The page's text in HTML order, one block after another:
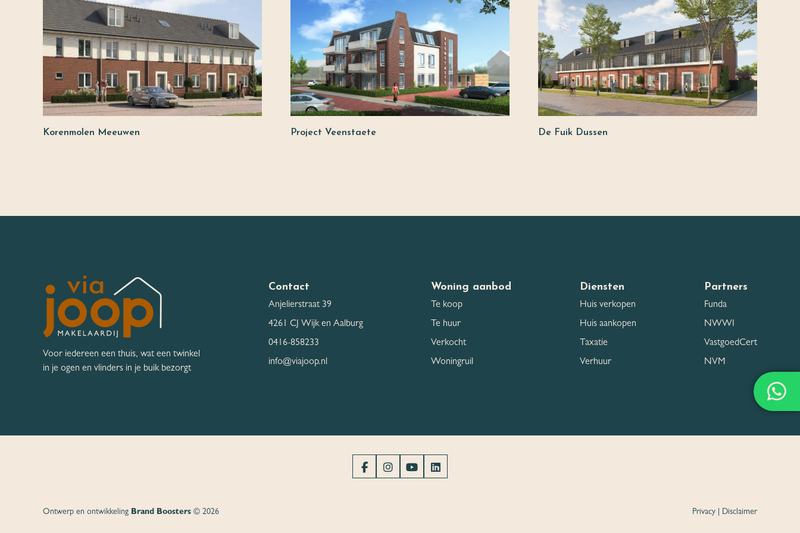
Korenmolen Meeuwen Project Veenstaete De Fuik Dussen
Voor iedereen een thuis, wat een twinkel
in je ogen en vlinders in je buik bezorgt
Contact
Anjelierstraat 39
4261 CJ Wijk en Aalburg
0416-858233
info@viajoop.nl
Woning aanbod
Te koop
Te huur
Verkocht
Woningruil
Diensten
Huis verkopen
Huis aankopen
Taxatie
Verhuur
Partners
Funda
NWWI
VastgoedCert
NVM
Ontwerp en ontwikkeling Brand Boosters © 2026 Privacy Disclaimer